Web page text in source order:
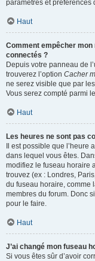
paramètres et préférences
Haut
Comment empêcher mon
connectés ?
Depuis votre panneau de
trouverez l’option Cacher
ne serez visible que par
Vous serez compté parmi
Haut
Les heures ne sont pas
Il est possible que
dans lequel vous êtes.
modifiez le fuseau horaire
trouvez (ex : Londres,
du fuseau horaire, comme
membres du forum. Donc
pour le faire.
Haut
J’ai changé mon fuseau
Si vous êtes sûr d’avoir